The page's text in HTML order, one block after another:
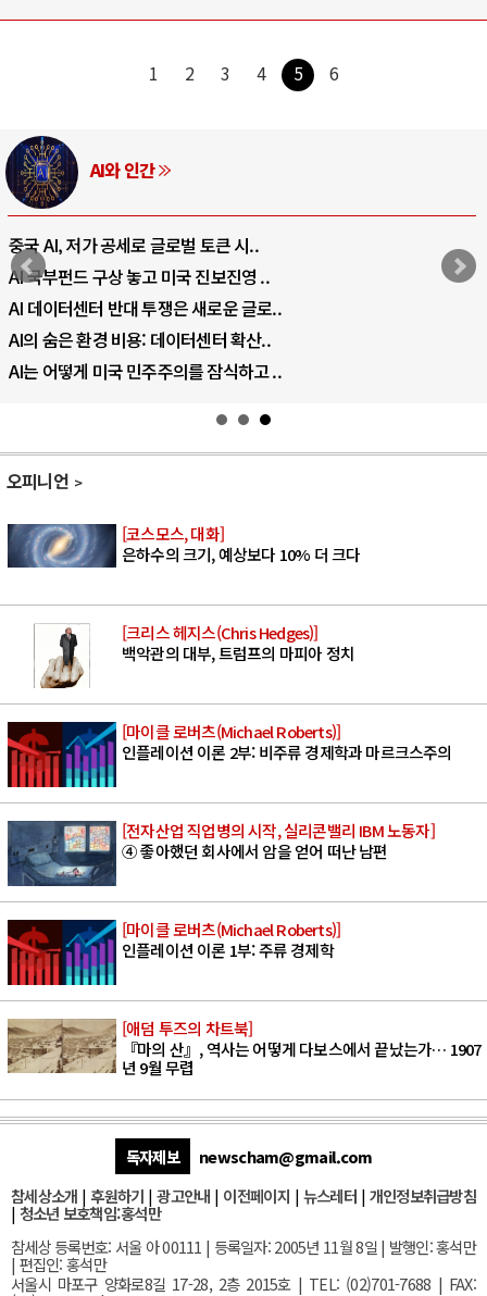
1 2 3 4 5 6
AI와 인간
중국 AI, 저가 공세로 글로벌 토큰 시..
AI 국부펀드 구상 놓고 미국 진보진영 ..
AI 데이터센터 반대 투쟁은 새로운 글로..
AI의 숨은 환경 비용: 데이터센터 확산..
AI는 어떻게 미국 민주주의를 잠식하고 ..
오피니언
[코스모스, 대화]
은하수의 크기, 예상보다 10% 더 크다
[크리스 헤지스(Chris Hedges)]
백악관의 대부, 트럼프의 마피아 정치
[마이클 로버츠(Michael Roberts)]
인플레이션 이론 2부: 비주류 경제학과 마르크스주의
[전자산업 직업병의 시작, 실리콘밸리 IBM 노동자]
④ 좋아했던 회사에서 암을 얻어 떠난 남편
[마이클 로버츠(Michael Roberts)]
인플레이션 이론 1부: 주류 경제학
[애덤 투즈의 차트북]
『마의 산』, 역사는 어떻게 다보스에서 끝났는가… 1907
년 9월 무렵
독자제보
newscham@gmail.com
참세상소개 | 후원하기 |광고안내 | 이전페이지 | 뉴스레터| 개인정보취급방침
| 청소년 보호책임:홍석만
참세상 등록번호: 서울 아 00111 | 등록일자: 2005년 11월 8일 | 발행인: 홍석만
| 편집인: 홍석만
서울시 마포구 양화로8길 17-28, 2층 2015호| TEL: (02)701-7688 | FAX: